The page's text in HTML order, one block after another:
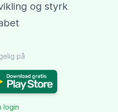
og styrk
på
login